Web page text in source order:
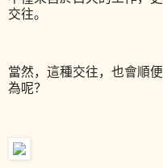
交往。
當然，這種交往，也會順
為呢？